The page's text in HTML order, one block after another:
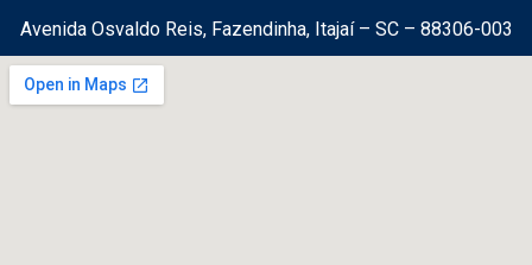
Avenida Osvaldo Reis, Fazendinha, Itajaí – SC – 88306-003